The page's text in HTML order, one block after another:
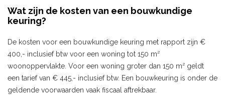
Wat zijn de kosten van een bouwkundige
keuring?
De kosten voor een bouwkundige keuring met rapport zijn €
400,- inclusief btw voor een woning tot 150 m²
woonoppervlakte. Voor een woning groter dan 150 m² geldt
een tarief van € 445,- inclusief btw. Een bouwkeuring is onder de
geldende voorwaarden vaak fiscaal aftrekbaar.